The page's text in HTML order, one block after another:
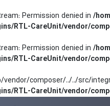
Permission denied in /
RTL-CareUnit/vendor/
Permission denied in /
RTL-CareUnit/vendor/
composer/../../src/
RTL-CareUnit/vendor/